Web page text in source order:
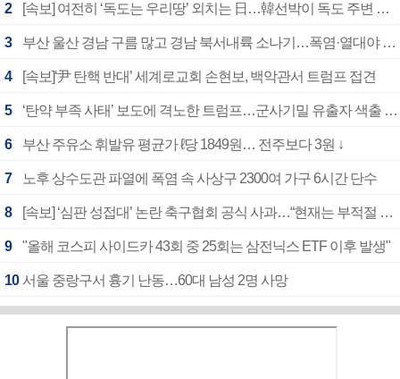
2 [속보] 여전히 ‘독도는 우리땅’ 외치는 日…韓선박이 독도 주변 해양조사 활동하자 반발
3 부산 울산 경남 구름 많고 경남 북서내륙 소나기…폭염·열대야 계속
4 [속보]‘尹 탄핵 반대’ 세계로교회 손현보, 백악관서 트럼프 접견
5 ‘탄약 부족 사태’ 보도에 격노한 트럼프…군사기밀 유출자 색출 지시
6 부산 주유소 휘발유 평균가 ℓ당 1849원… 전주보다 3원 ↓
7 노후 상수도관 파열에 폭염 속 사상구 2300여 가구 6시간 단수
8 [속보] ‘심판 성접대’ 논란 축구협회 공식 사과…“현재는 부적절 행위 없어”
9 "올해 코스피 사이드카 43회 중 25회는 삼전닉스 ETF 이후 발생"
10 서울 중랑구서 흉기 난동…60대 남성 2명 사망